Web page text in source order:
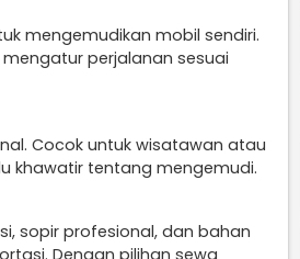
mengemudikan mobil sendiri.
perjalanan sesuai
Cocok untuk wisatawan atau
khawatir tentang mengemudi.
sopir profesional, dan bahan